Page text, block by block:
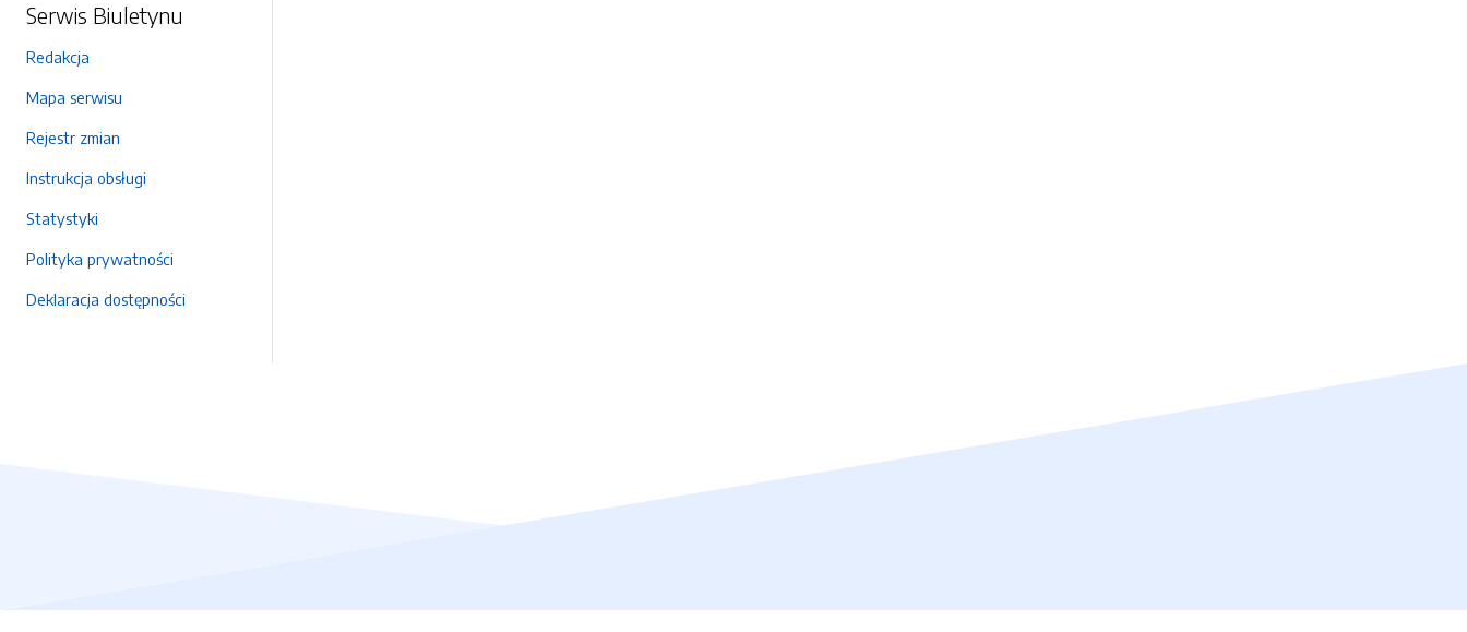
Serwis Biuletynu
Redakcja
Mapa serwisu
Rejestr zmian
Instrukcja obsługi
Statystyki
Polityka prywatności
Deklaracja dostępności